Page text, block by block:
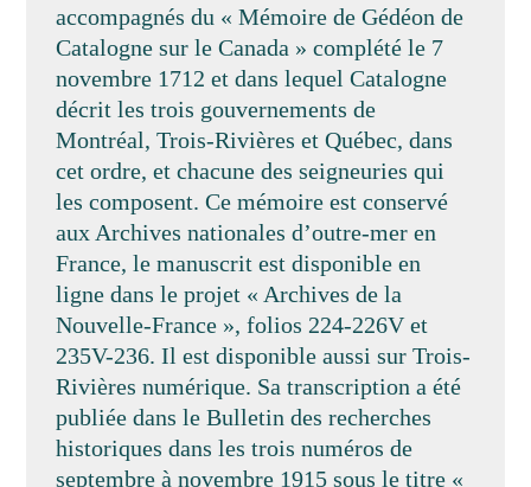
accompagnés du « Mémoire de Gédéon de
Catalogne sur le Canada » complété le 7
novembre 1712 et dans lequel Catalogne
décrit les trois gouvernements de
Montréal, Trois-Rivières et Québec, dans
cet ordre, et chacune des seigneuries qui
les composent. Ce mémoire est conservé
aux Archives nationales d’outre-mer en
France, le manuscrit est disponible en
ligne dans le projet « Archives de la
Nouvelle-France », folios 224-226V et
235V-236. Il est disponible aussi sur Trois-
Rivières numérique. Sa transcription a été
publiée dans le Bulletin des recherches
historiques dans les trois numéros de
septembre à novembre 1915 sous le titre «